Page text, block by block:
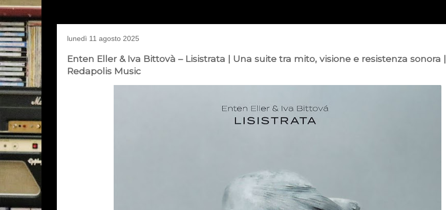
lunedì 11 agosto 2025
Enten Eller & Iva Bittovà – Lisistrata | Una suite tra mito, visione e resistenza sonora |
Redapolis Music